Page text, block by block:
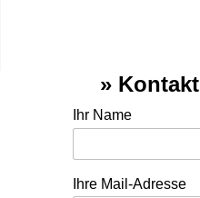
Kontakt
Ihr Name
Ihre Mail-Adresse